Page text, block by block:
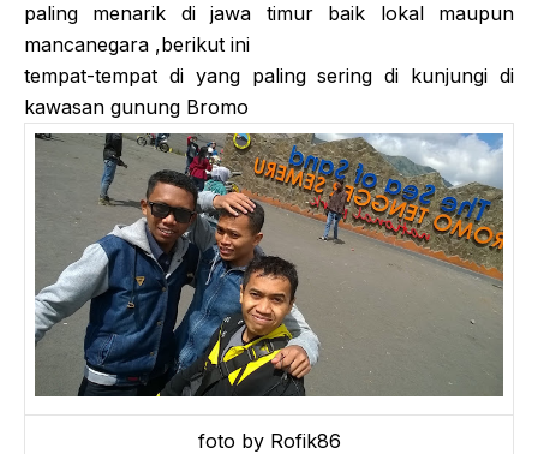
paling menarik di jawa timur baik lokal maupun
mancanegara ,berikut ini
tempat-tempat di yang paling sering di kunjungi di
kawasan gunung Bromo
foto by Rofik86